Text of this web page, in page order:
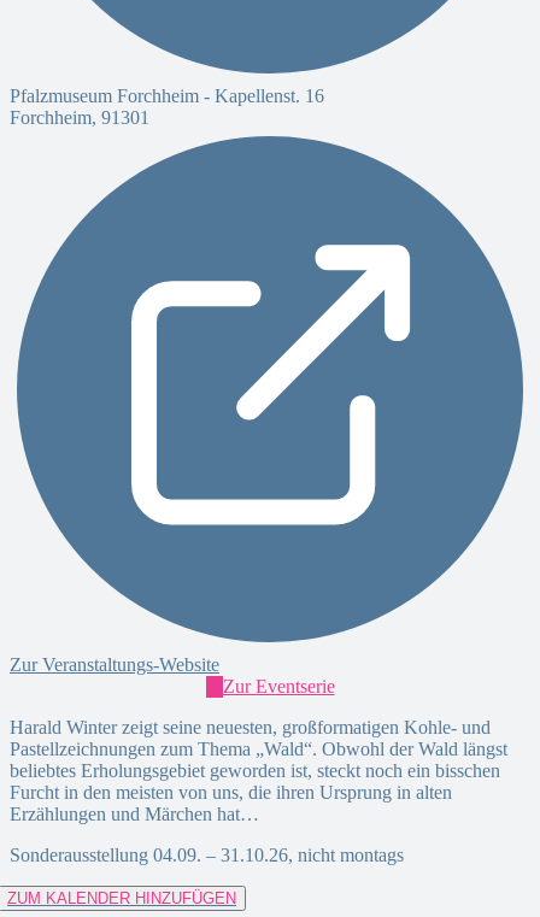
Pfalzmuseum Forchheim - Kapellenst. 16
Forchheim, 91301
Zur Veranstaltungs-Website
Zur Eventserie
Harald Winter zeigt seine neuesten, großformatigen Kohle- und
Pastellzeichnungen zum Thema „Wald“. Obwohl der Wald längst
beliebtes Erholungsgebiet geworden ist, steckt noch ein bisschen
Furcht in den meisten von uns, die ihren Ursprung in alten
Erzählungen und Märchen hat…
Sonderausstellung 04.09. – 31.10.26, nicht montags
ZUM KALENDER HINZUFÜGEN